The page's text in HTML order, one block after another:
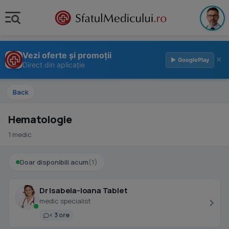
Vezi oferte și promoții
Direct din aplicație
▶ GooglePlay ×
Back
Hematologie
1 medic
Doar disponibili acum(1)
Dr Isabela-Ioana Tablet
medic specialist
< 3 ore